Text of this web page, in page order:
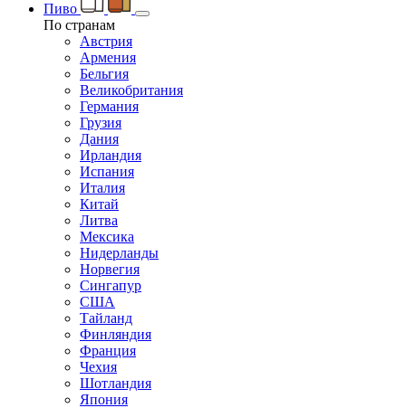
Пиво
По странам
Австрия
Армения
Бельгия
Великобритания
Германия
Грузия
Дания
Ирландия
Испания
Италия
Китай
Литва
Мексика
Нидерланды
Норвегия
Сингапур
США
Тайланд
Финляндия
Франция
Чехия
Шотландия
Япония